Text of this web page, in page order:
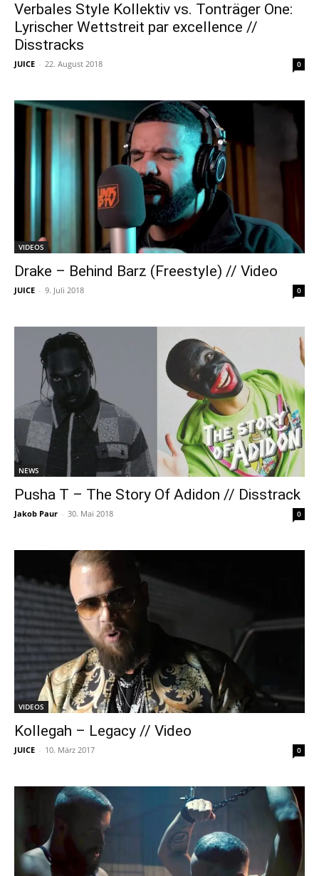
Verbales Style Kollektiv vs. Tonträger One:
Lyrischer Wettstreit par excellence //
Disstracks
JUICE - 22. August 2018 0
VIDEOS
Drake – Behind Barz (Freestyle) // Video
JUICE - 9. Juli 2018 0
NEWS
Pusha T – The Story Of Adidon // Disstrack
Jakob Paur - 30. Mai 2018 0
VIDEOS
Kollegah – Legacy // Video
JUICE - 10. März 2017 0